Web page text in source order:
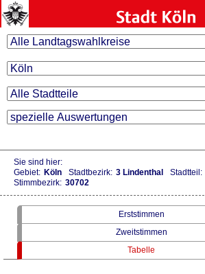
Sie sind hier:
Gebiet: Köln Stadtbezirk: 3 Lindenthal Stadtteil:
Stimmbezirk: 30702
Erststimmen
Zweitstimmen
Tabelle